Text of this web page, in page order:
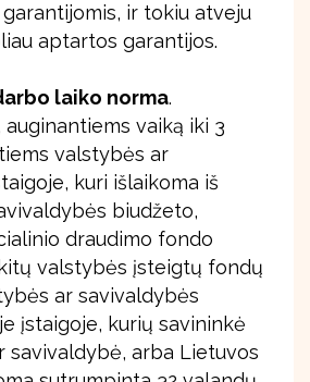
ir tokiu atveju
aptartos garantijos.
laiko norma.
vaiką iki 3
valstybės ar
kuri išlaikoma iš
biudžeto,
draudimo fondo
valstybės įsteigtų fondų
ar savivaldybės
įstaigoje, kurių savininkė
savivaldybė, arba Lietuvos